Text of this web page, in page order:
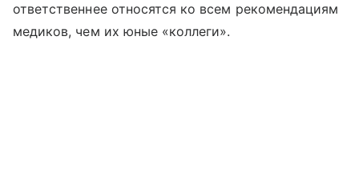
ответственнее относятся ко всем рекомендациям
медиков, чем их юные «коллеги».